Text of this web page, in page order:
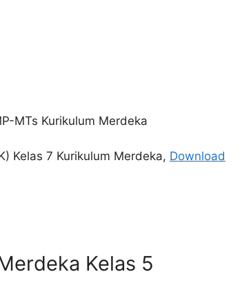
MTs Kurikulum Merdeka
Kelas 7 Kurikulum Merdeka, Download
Kelas 5